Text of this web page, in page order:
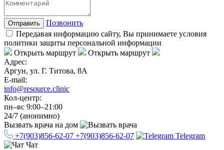
Отправить
Позвонить
Передавая информацию сайту, Вы принимаете условия
политики защиты персональной информации
Открыть маршрут
Открыть маршрут
Адрес:
Аргун, ул. Г. Титова, 8А
E-mail:
info@resource.clinic
Кол-центр:
пн–вс 9:00–21:00
24/7 (анонимно)
Вызвать врача на дом
+7(903)856-62-07 +7(903)856-62-07
Telegram
Чат